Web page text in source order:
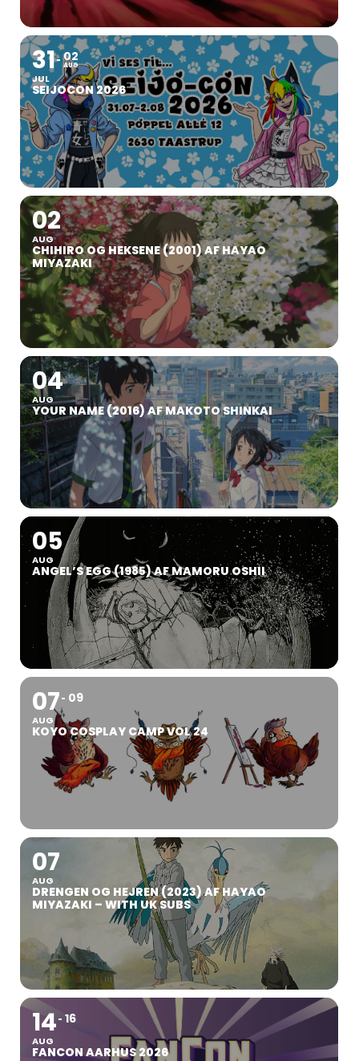
31
JUL
02
AUG
SEIJOCON 2026
02
AUG
CHIHIRO OG HEKSENE (2001) AF HAYAO
MIYAZAKI
04
AUG
YOUR NAME (2016) AF MAKOTO SHINKAI
05
AUG
ANGEL’S EGG (1985) AF MAMORU OSHII
07
AUG
09
KOYO COSPLAY CAMP VOL 24
07
AUG
DRENGEN OG HEJREN (2023) AF HAYAO
MIYAZAKI – WITH UK SUBS
14
AUG
16
FANCON AARHUS 2026